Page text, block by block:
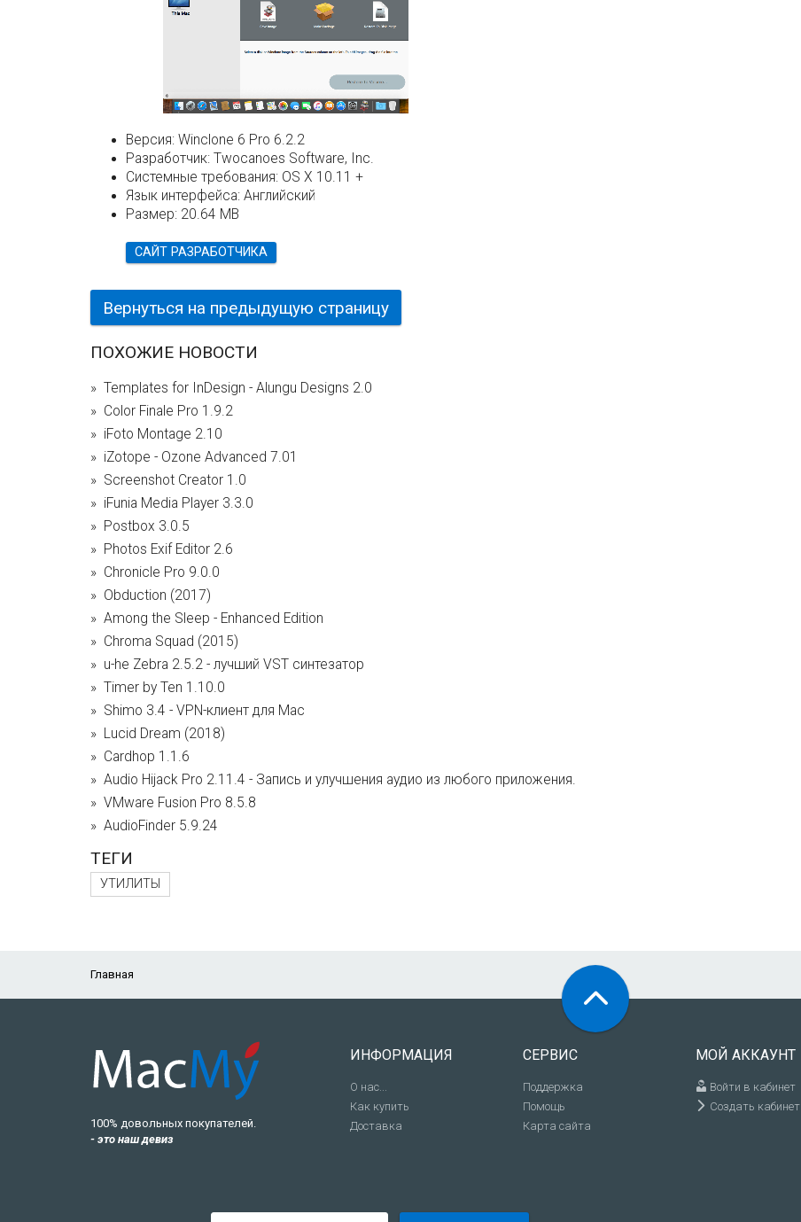
Версия: Winclone 6 Pro 6.2.2
Разработчик: Twocanoes Software, Inc.
Системные требования: OS X 10.11 +
Язык интерфейса: Английский
Размер: 20.64 MB
САЙТ РАЗРАБОТЧИКА
Вернуться на предыдущую страницу
ПОХОЖИЕ НОВОСТИ
Templates for InDesign - Alungu Designs 2.0
Color Finale Pro 1.9.2
iFoto Montage 2.10
iZotope - Ozone Advanced 7.01
Screenshot Creator 1.0
iFunia Media Player 3.3.0
Postbox 3.0.5
Photos Exif Editor 2.6
Chronicle Pro 9.0.0
Obduction (2017)
Among the Sleep - Enhanced Edition
Chroma Squad (2015)
u-he Zebra 2.5.2 - лучший VST синтезатор
Timer by Ten 1.10.0
Shimo 3.4 - VPN-клиент для Mac
Lucid Dream (2018)
Cardhop 1.1.6
Audio Hijack Pro 2.11.4 - Запись и улучшения аудио из любого приложения.
VMware Fusion Pro 8.5.8
AudioFinder 5.9.24
ТЕГИ
УТИЛИТЫ
Главная
100% довольных покупателей.
- это наш девиз
ИНФОРМАЦИЯ
О нас...
Как купить
Доставка
СЕРВИС
Поддержка
Помощь
Карта сайта
МОЙ АККАУНТ
Войти в кабинет
Создать кабинет